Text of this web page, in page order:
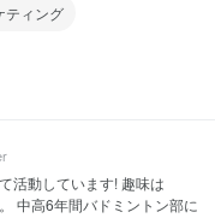
ティング
動しています! 趣味は
中高6年間バドミントン部に